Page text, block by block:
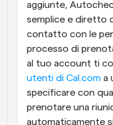
aggiunte,
semplice e diretto
contatto con le
processo di
utenti di Cal.com a
specificare con
prenotare una
automaticamente